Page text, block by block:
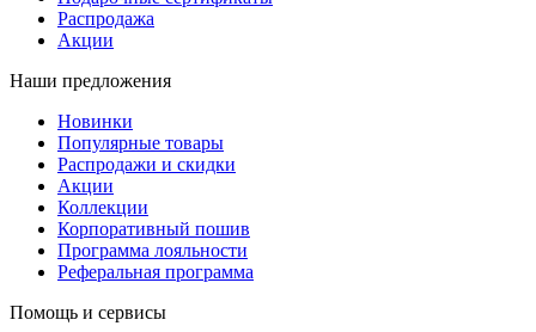
Распродажа
Акции
Наши предложения
Новинки
Популярные товары
Распродажи и скидки
Акции
Коллекции
Корпоративный пошив
Программа лояльности
Реферальная программа
Помощь и сервисы